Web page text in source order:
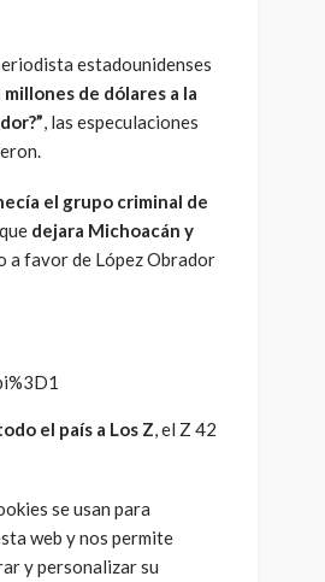
estadounidenses
de dólares a la
, las especulaciones
el grupo criminal de
dejara Michoacán y
a favor de López Obrador
el país a Los Z, el Z 42
se usan para
web y nos permite
y personalizar su